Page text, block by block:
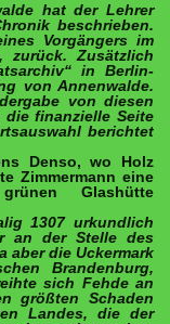
hat der Lehrer
beschrieben.
Vorgängers im
zurück. Zusätzlich
in Berlin-
von Annenwalde.
von diesen
finanzielle Seite
berichtet
Denso, wo Holz
Zimmermann eine
Glashütte
1307 urkundlich
an der Stelle des
aber die Uckermark
Brandenburg,
sich Fehde an
größten Schaden
Landes, die der